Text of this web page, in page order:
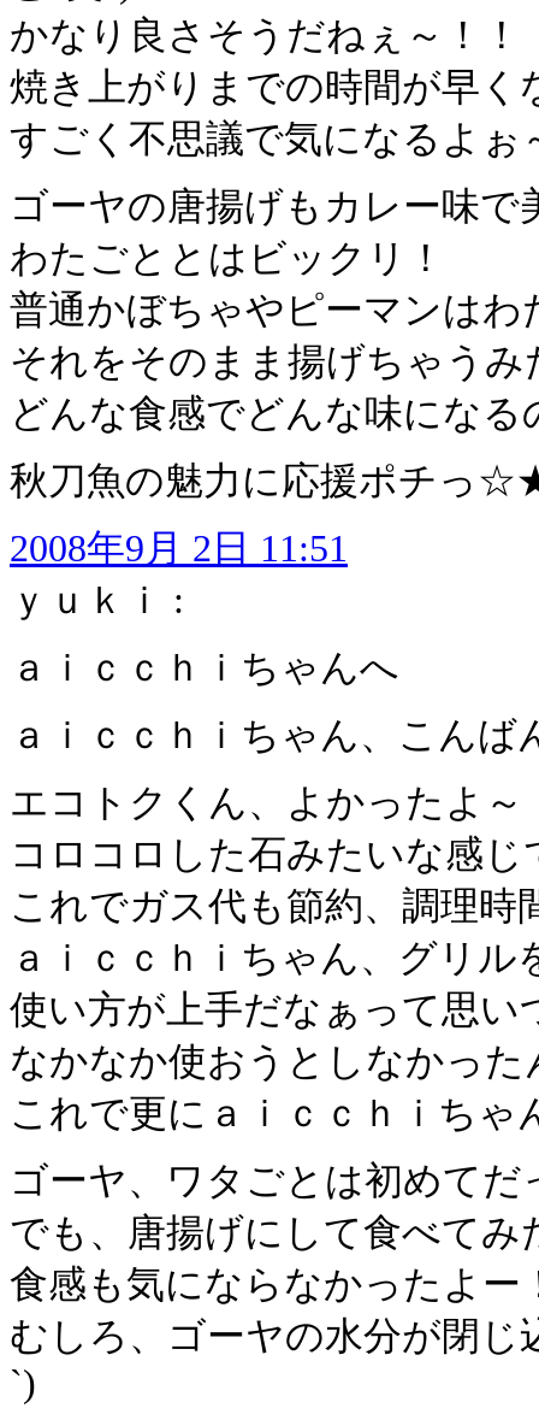
かなり良さそうだねぇ～！！
焼き上がりまでの時間が早く
すごく不思議で気になるよぉ
ゴーヤの唐揚げもカレー味で
わたごととはビックリ！
普通かぼちゃやピーマンはわ
それをそのまま揚げちゃう
どんな食感でどんな味になる
秋刀魚の魅力に応援ポチっ
2008年9月 2日 11:51
ｙｕｋｉ :
ａｉｃｃｈｉちゃんへ
ａｉｃｃｈｉちゃん、こん
エコトクくん、よかったよ～
コロコロした石みたいな感
これでガス代も節約、調理時
ａｉｃｃｈｉちゃん、グリ
使い方が上手だなぁって思い
なかなか使おうとしなかった
これで更にａｉｃｃｈｉちゃ
ゴーヤ、ワタごとは初めてだ
でも、唐揚げにして食べて
食感も気にならなかったよー
むしろ、ゴーヤの水分が閉
`)